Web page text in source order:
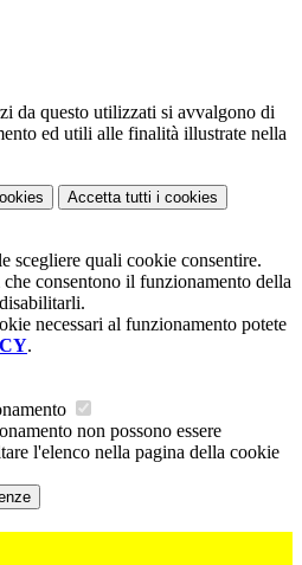
da questo utilizzati si avvalgono di
ed utili alle finalità illustrate nella
Accetta tutti i cookies
scegliere quali cookie consentire.
consentono il funzionamento della
necessari al funzionamento potete
.
non possono essere
l'elenco nella pagina della cookie